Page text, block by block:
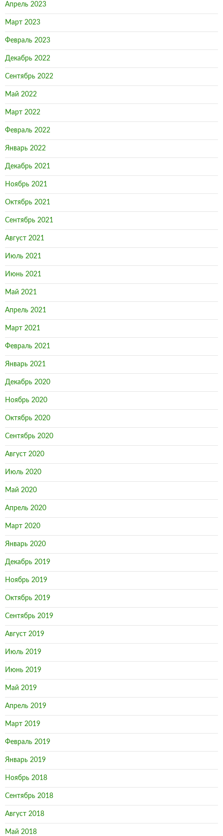
Апрель 2023
Март 2023
Февраль 2023
Декабрь 2022
Сентябрь 2022
Май 2022
Март 2022
Февраль 2022
Январь 2022
Декабрь 2021
Ноябрь 2021
Октябрь 2021
Сентябрь 2021
Август 2021
Июль 2021
Июнь 2021
Май 2021
Апрель 2021
Март 2021
Февраль 2021
Январь 2021
Декабрь 2020
Ноябрь 2020
Октябрь 2020
Сентябрь 2020
Август 2020
Июль 2020
Май 2020
Апрель 2020
Март 2020
Январь 2020
Декабрь 2019
Ноябрь 2019
Октябрь 2019
Сентябрь 2019
Август 2019
Июль 2019
Июнь 2019
Май 2019
Апрель 2019
Март 2019
Февраль 2019
Январь 2019
Ноябрь 2018
Сентябрь 2018
Август 2018
Май 2018